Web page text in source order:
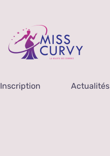
Inscription Actualités